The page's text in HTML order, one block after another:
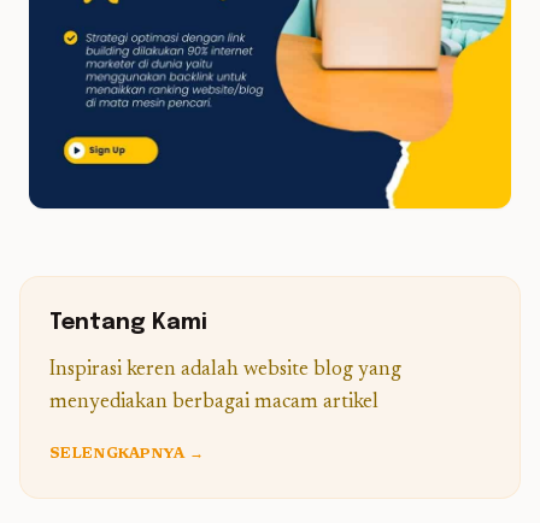
Tentang Kami
Inspirasi keren adalah website blog yang
menyediakan berbagai macam artikel
SELENGKAPNYA →